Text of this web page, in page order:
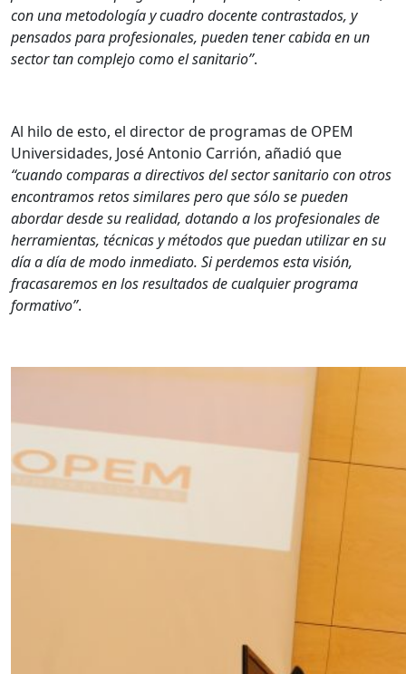
con una metodología y cuadro docente contrastados, y
pensados para profesionales, pueden tener cabida en un
sector tan complejo como el sanitario”.
Al hilo de esto, el director de programas de OPEM
Universidades, José Antonio Carrión, añadió que
“cuando comparas a directivos del sector sanitario con otros
encontramos retos similares pero que sólo se pueden
abordar desde su realidad, dotando a los profesionales de
herramientas, técnicas y métodos que puedan utilizar en su
día a día de modo inmediato. Si perdemos esta visión,
fracasaremos en los resultados de cualquier programa
formativo”.